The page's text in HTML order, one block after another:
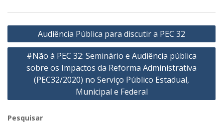
Navegação
de
Post
Audiência Pública para discutir a PEC 32
#Não à PEC 32: Seminário e Audiência pública
sobre os Impactos da Reforma Administrativa
(PEC32/2020) no Serviço Público Estadual,
Municipal e Federal
Pesquisar